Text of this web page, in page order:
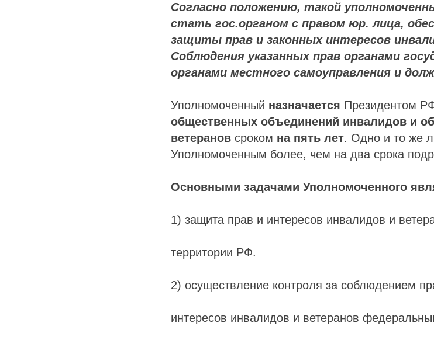
Согласно положению, такой
стать гос.органом с правом юр. лица,
защиты прав и законных интересов
Соблюдения указанных прав органами
органами местного самоуправления и
Уполномоченный назначается Президентом
общественных объединений инвалидов и
ветеранов сроком на пять лет. Одно и то же
Уполномоченным более, чем на два срока
Основными задачами Уполномоченного
1) защита прав и интересов инвалидов и
территории РФ.
2) осуществление контроля за соблюдением
интересов инвалидов и ветеранов